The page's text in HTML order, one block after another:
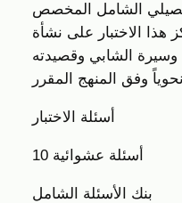
الشامل المخصص
هذا الاختبار على نشأة
وسيرة الشابي وقصيدته
أسئلة الاختبار
10 أسئلة عشوائية
بنك الأسئلة الشامل